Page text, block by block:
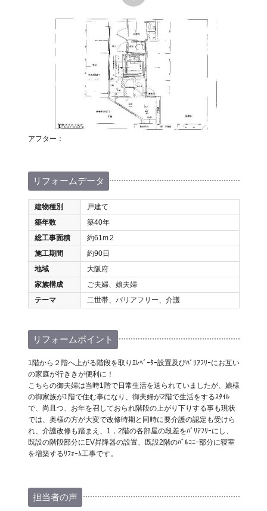
アフター：
リフォームデータ
建物種別
戸建て
築年数
築40年
総工事面積
約61m2
施工期間
約90日
地域
大阪府
家族構成
ご夫婦、娘夫婦
テーマ
二世帯、バリアフリー、介護
リフォームポイント
1階から２階へ上がる階段を取りｴﾚﾍﾞｰﾀｰ設置及びﾊﾞﾘｱﾌﾘｰにお互い
の家庭が行ききが便利に！
こちらの御夫婦は当時1階で日常生活を送られていましたが、娘様
の御家族が1階で住む事になり、御夫婦が2階で生活をするｽﾀｲﾙ
で、尚且つ、お年を召しておられ階段の上がり下りする事も現状
では、奥様の方が大変で改修時期と同時に要介護の認定も受けら
れ、介護改修も踏まえ、1，2階の各部屋の段差をﾊﾞﾘｱﾌﾘｰにし、
既設の階段部分にEV昇降器の設置、既設2階のﾊﾞﾙｺﾆｰ部分に寝室
を増築するﾘﾌｫｰﾑ工事です。
担当者の声